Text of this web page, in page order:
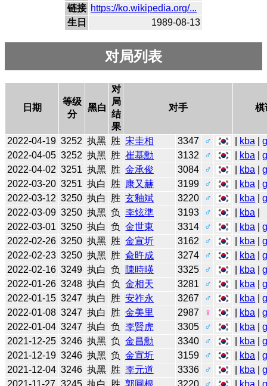
链接 https://ko.wikipedia.org/...
生日
1989-08-13
对局列表
日期
等级
分
黑白
对
局
结
果
对手 棋
2022-04-19 3252 执黑 胜 宋圭相 3347 ♂ kba |
2022-04-05 3252 执黑 胜 崔基勳 3132 ♂ kba |
2022-04-02 3251 执黑 胜 金承俊 3084 ♂ kba |
2022-03-20 3251 执白 胜 康又赫 3199 ♂ kba |
2022-03-12 3250 执白 胜 玄釉斌 3220 ♂ kba |
2022-03-09 3250 执黑 负 李炫準 3193 ♂ kba
2022-03-01 3250 执白 负 金世東 3314 ♂ kba |
2022-02-26 3250 执黑 胜 金宣圻 3162 ♂ kba |
2022-02-23 3250 执黑 胜 兪旿成 3274 ♂ kba |
2022-02-16 3249 执白 负 陳時暎 3325 ♂ kba |
2022-01-26 3248 执白 负 金相天 3281 ♂ kba |
2022-01-15 3247 执白 胜 安祚永 3267 ♂ kba |
2022-01-08 3247 执白 胜 金美里 2987 ♀ kba |
2022-01-04 3247 执白 负 李賢虎 3305 ♂ kba |
2021-12-25 3246 执黑 负 金昌勳 3340 ♂ kba |
2021-12-19 3246 执黑 负 金宣圻 3159 ♂ kba |
2021-12-04 3246 执黑 胜 李元道 3336 ♂ kba |
2021-11-27 3245 执白 胜 郭圓根 3220 ♂ kba |